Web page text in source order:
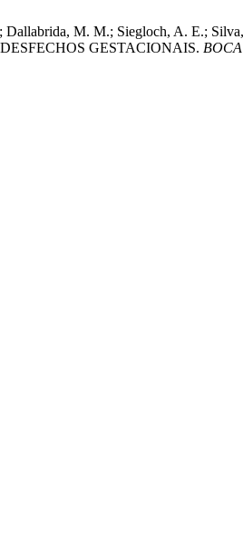
Dallabrida, M. M.; Siegloch, A. E.;
GESTACIONAIS. BOCA